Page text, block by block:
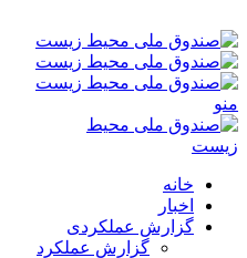
منو
خانه
اخبار
گزارش عملکردی
گزارش عملکرد